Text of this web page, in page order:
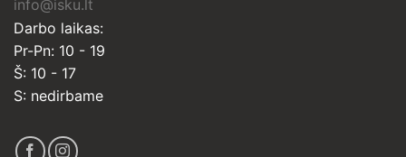
info@isku.lt
Darbo laikas:
Pr-Pn: 10 - 19
Š: 10 - 17
S: nedirbame